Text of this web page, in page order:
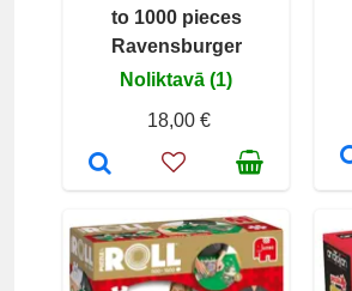
to 1000 pieces
Ravensburger
Noliktavā (1)
18,00 €